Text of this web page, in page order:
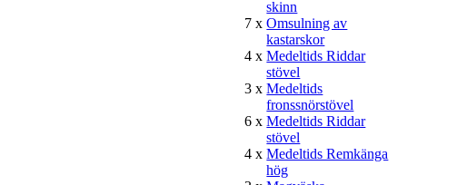
skinn
7 xOmsulning av
kastarskor
4 xMedeltids Riddar
stövel
3 xMedeltids
fronssnörstövel
6 xMedeltids Riddar
stövel
4 xMedeltids Remkänga
hög